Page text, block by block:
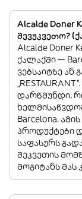
Alcalde Doner
შევუკვეთო?
Alcalde Doner
ქალაქში —
ვებსაიტზე ან
დარწმუნდი,
Barcelona.
პროდუქტები
საფასურს
შეკვეთის
მოგიტანს მას